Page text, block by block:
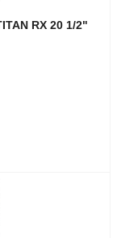
RX 20 1/2"